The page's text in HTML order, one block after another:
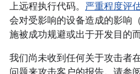
上远程执行代码。 严重程度评
会对受影响的设备造成的影响
施被成功规避或出于开发目的
我们尚未收到任何关于攻击者